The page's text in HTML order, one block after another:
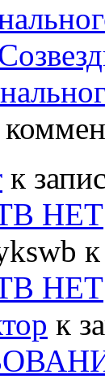
к
НЕТ
НЕТ
к